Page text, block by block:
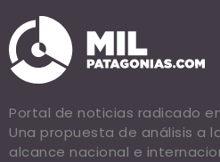
Portal de noticias radicado
Una propuesta de análisis a
alcance nacional e